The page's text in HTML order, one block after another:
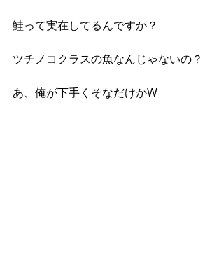
鮭って実在してるんですか？
ツチノコクラスの魚なんじゃないの？
あ、俺が下手くそなだけかW